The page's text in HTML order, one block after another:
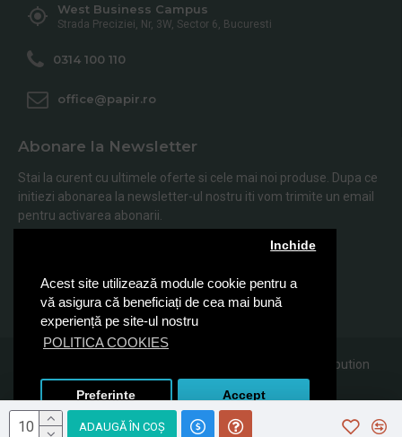
Acest site utilizează module cookie pentru a
vă asigura că beneficiați de cea mai bună
experiență pe site-ul nostru
POLITICA COOKIES
Inchide
Preferinte Accept
ADAUGĂ ÎN COŞ
West Business Campus
Strada Preciziei, Nr, 3W, Sector 6, Bucuresti
0314 100 110
office@papir.ro
Abonare la Newsletter
Stai la curent cu ultimele oferte si cele mai noi produse. Dupa ce
initiezi abonarea la newsletter-ul nostru iti vom trimite un email
pentru activarea abonarii.
Abonare
Am citit şi sunt de acord cu Politica de Confidentialitate
© 2019, Papir.ro, Toate drepturile rezervate Sanito Distribution